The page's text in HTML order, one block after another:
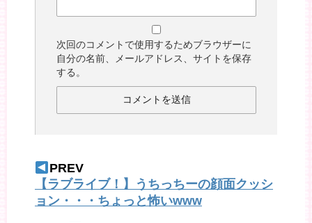
次回のコメントで使用するためブラウザーに
自分の名前、メールアドレス、サイトを保存
する。
PREV
【ラブライブ！】うちっちーの顔面クッシ
ョン・・・ちょっと怖いwww